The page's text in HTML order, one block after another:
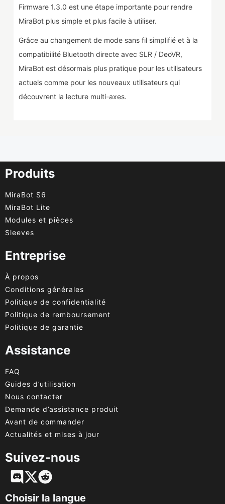
Firmware 1.3.0 est une étape importante pour rendre
MiraBot plus simple et plus facile à utiliser.
Grâce au changement de mode sans fil simplifié et à la
compatibilité Bluetooth directe avec SLR / DeoVR,
MiraBot est désormais plus pratique pour les utilisateurs
actuels comme pour les nouveaux utilisateurs qui
découvrent la lecture multi-axes.
Produits
MiraBot S6
MiraBot Lite
Modules et pièces
Sleeves
Entreprise
À propos
Conditions générales
Politique de confidentialité
Politique de remboursement
Politique de garantie
Assistance
FAQ
Guides d’utilisation
Nous contacter
Demande d’assistance produit
Avant de commander
Actualités et mises à jour
Suivez-nous
Choisir la langue
English
Deutsch